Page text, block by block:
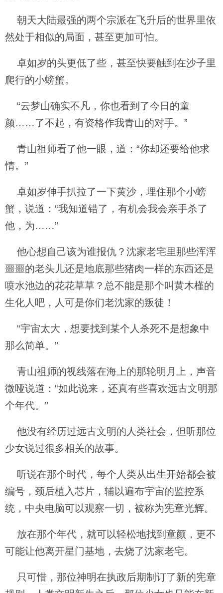
朝天大陆最强的两个宗派在飞升后的世界里依
然处于相似的局面，甚至更加可怕。
卓如岁的头更低了些，甚至快要触到在沙子里
爬行的小螃蟹。
“云梦山确实不凡，你也看到了今日的童
颜……了不起，有资格作我青山的对手。”
青山祖师看了他一眼，道：“你却还要给他求
情。”
卓如岁伸手扒拉了一下黄沙，埋住那个小螃
蟹，说道：“我知道错了，有机会我会亲手杀了
他，为……”
他心想自己该为谁报仇？沈家老宅里那些浑浑
噩噩的老头儿还是地底那些猪肉一样的东西还是
喷水池边的花花草草？总不能是那个叫黄木槿的
生化人吧，人可是你们老沈家的叛徒！
“宇宙太大，想要找到某个人杀死不是想象中
那么简单。”
青山祖师的视线落在海上的那轮明月上，声音
微哑说道：“如此说来，还真有些喜欢远古文明那
个年代。”
他没有经历过远古文明的人类社会，但听那位
少女说过很多相关的故事。
听说在那个时代，每个人类从出生开始都会被
编号，颈后植入芯片，辅以遍布宇宙的监控系
统，中央电脑可以观察一切，被称为宪章光辉。
放在那个年代，就可以轻松地找到童颜，更不
可能让他离开星门基地，去烧了沈家老宅。
只可惜，那位神明在执政后期制订了新的宪章